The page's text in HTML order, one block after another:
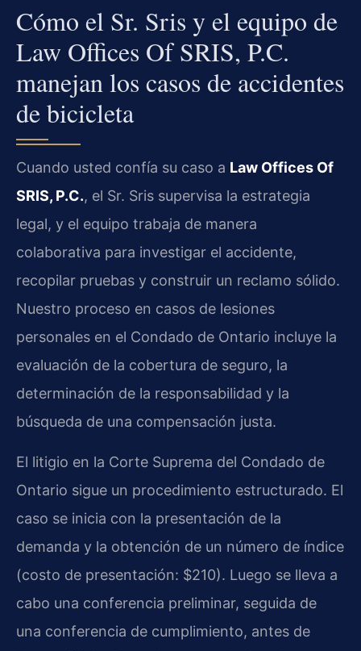
Cómo el Sr. Sris y el equipo de
Law Offices Of SRIS, P.C.
manejan los casos de accidentes
de bicicleta
Cuando usted confía su caso a Law Offices Of
SRIS, P.C., el Sr. Sris supervisa la estrategia
legal, y el equipo trabaja de manera
colaborativa para investigar el accidente,
recopilar pruebas y construir un reclamo sólido.
Nuestro proceso en casos de lesiones
personales en el Condado de Ontario incluye la
evaluación de la cobertura de seguro, la
determinación de la responsabilidad y la
búsqueda de una compensación justa.
El litigio en la Corte Suprema del Condado de
Ontario sigue un procedimiento estructurado. El
caso se inicia con la presentación de la
demanda y la obtención de un número de índice
(costo de presentación: $210). Luego se lleva a
cabo una conferencia preliminar, seguida de
una conferencia de cumplimiento, antes de